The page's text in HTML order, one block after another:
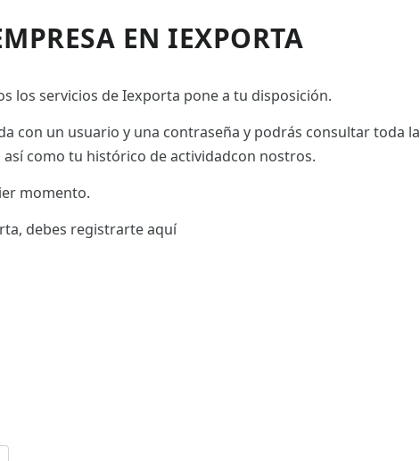
EN IEXPORTA
los servicios de Iexporta pone a tu disposición.
con un usuario y una contraseña y podrás consultar toda la
como tu histórico de actividadcon nostros.
momento.
debes registrarte aquí